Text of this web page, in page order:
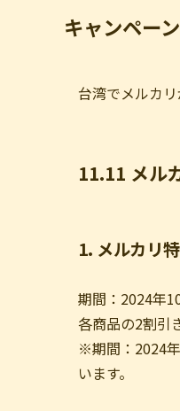
キャンペーン
台湾でメルカ
11.11 メル
1. メルカリ
期間：2024年
各商品の2割引
※期間：2024
います。